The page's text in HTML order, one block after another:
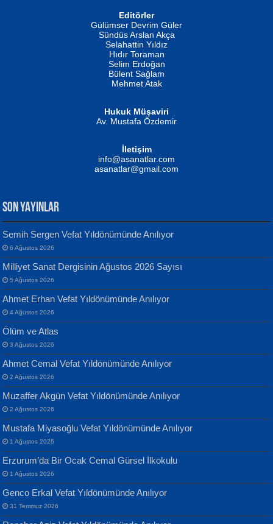
İSMAİL OKUTAN
Erkeklerin Kahrolması Ne Demektir
MUSTAFA KELOĞLU
Yarına İz Bırakmak...
ATİLLA ÖZEN
Sultan Olmadan Önce Eyüp...
EKREM KARABABA
Evvel Zaman Tanrıçası...
Yılmaz Ekinci
Geceye Söylenen...
Banu Sancak
Defterimden İçeri...
İsmail Aydos
İnkisar...
Editörler
Gülümser Devrim Güler
Sündüs Arslan Akça
Selahattin Yıldız
Hıdır Toraman
Selim Erdoğan
Bülent Sağlam
Mehmet Atak
Hukuk Müşaviri
Av. Mustafa Özdemir
İletişim
info@asanatlar.com
asanatlar@gmail.com
SON YAYINLAR
Semih Sergen Vefat Yıldönümünde Anılıyor
6 Ağustos 2026
Milliyet Sanat Dergisinin Ağustos 2026 Sayısı
5 Ağustos 2026
Ahmet Erhan Vefat Yıldönümünde Anılıyor
4 Ağustos 2026
Ölüm ve Atlas
3 Ağustos 2026
Ahmet Cemal Vefat Yıldönümünde Anılıyor
2 Ağustos 2026
Muzaffer Akgün Vefat Yıldönümünde Anılıyor
2 Ağustos 2026
Mustafa Miyasoğlu Vefat Yıldönümünde Anılıyor
1 Ağustos 2026
Erzurum’da Bir Ocak Cemal Gürsel İlkokulu
1 Ağustos 2026
Genco Erkal Vefat Yıldönümünde Anılıyor
31 Temmuz 2026